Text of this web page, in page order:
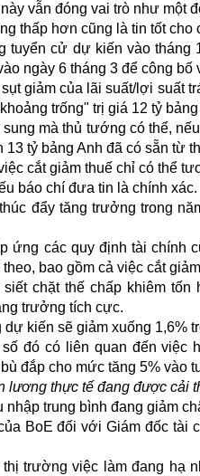
vẫn đóng vai trò như một
thấp hơn cũng là tin tốt cho
tuyển cử dự kiến vào tháng
ngày 6 tháng 3 để công bố
giảm của lãi suất/lợi suất
trống" trị giá 12 tỷ bảng
mà thủ tướng có thể,
13 tỷ bảng Anh đã có sẵn từ
cắt giảm thuế chỉ có thể
báo chí đưa tin là chính xác.
đẩy tăng trưởng trong
ứng các quy định tài chính
bao gồm cả việc cắt
siết chặt thế chấp khiêm
trưởng tích cực.
dự kiến sẽ giảm xuống 1,6%
số đó có liên quan đến
đắp cho mức tăng 5% vào
lương thực tế đang được cải
nhập trung bình đang giảm
BoE đối với Giám đốc tài
thị trường việc làm đang hạ